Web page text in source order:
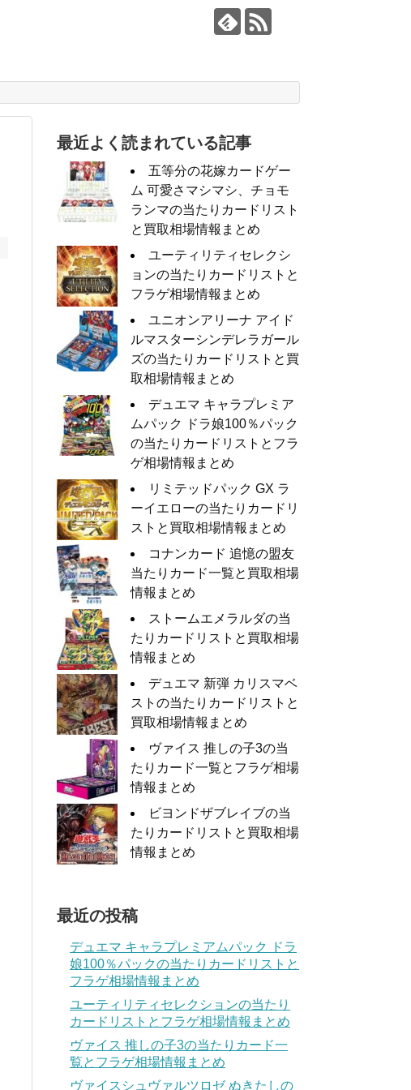
最近よく読まれている記事
五等分の花嫁カードゲー
ム 可愛さマシマシ、チョモ
ランマの当たりカードリスト
と買取相場情報まとめ
ユーティリティセレクシ
ョンの当たりカードリストと
フラゲ相場情報まとめ
ユニオンアリーナ アイド
ルマスターシンデレラガール
ズの当たりカードリストと買
取相場情報まとめ
デュエマ キャラプレミア
ムパック ドラ娘100％パック
の当たりカードリストとフラ
ゲ相場情報まとめ
リミテッドパック GX ラ
ーイエローの当たりカードリ
ストと買取相場情報まとめ
コナンカード 追憶の盟友
当たりカード一覧と買取相場
情報まとめ
ストームエメラルダの当
たりカードリストと買取相場
情報まとめ
デュエマ 新弾 カリスマベ
ストの当たりカードリストと
買取相場情報まとめ
ヴァイス 推しの子3の当
たりカード一覧とフラゲ相場
情報まとめ
ビヨンドザブレイブの当
たりカードリストと買取相場
情報まとめ
最近の投稿
デュエマ キャラプレミアムパック ドラ
娘100％パックの当たりカードリストと
フラゲ相場情報まとめ
ユーティリティセレクションの当たり
カードリストとフラゲ相場情報まとめ
ヴァイス 推しの子3の当たりカード一
覧とフラゲ相場情報まとめ
ヴァイスシュヴァルツロゼ ぬきたしの